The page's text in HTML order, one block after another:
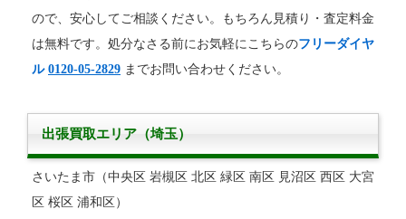
ので、安心してご相談ください。もちろん見積り・査定料金
は無料です。処分なさる前にお気軽にこちらのフリーダイヤ
ル 0120-05-2829 までお問い合わせください。
出張買取エリア（埼玉）
さいたま市（中央区 岩槻区 北区 緑区 南区 見沼区 西区 大宮
区 桜区 浦和区）